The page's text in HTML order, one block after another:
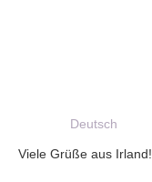
Deutsch
Viele Grüße aus Irland!